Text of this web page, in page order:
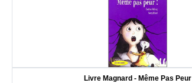
Livre Magnard - Même Pas Peur